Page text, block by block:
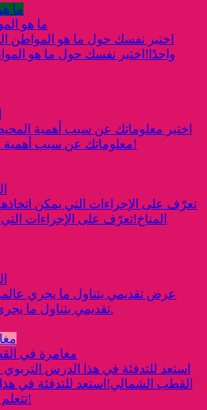
ما هو
اختبر نفسك حول ما هو المواطن
واحدًا! اختبر نفسك حول ما هو
اختبر معلوماتك عن سبب أهمية
معلوماتك عن سبب أهمية المحيط لجميع أشكال الحياة!
تعرّف على الإجراءات التي يمكن
المناخ!تعرّف على الإجراءات
عرض تقديمي يتناول ما يجري
تقديمي يتناول ما يجري عالمياً لمعالجة تغير المناخ.
مغامرة في
استعد للتدفئة في هذا الدرس التربوي
القطب الشمالي! استعد للتدفئة في
تتعلم عن طبيعة القطب الشمالي!